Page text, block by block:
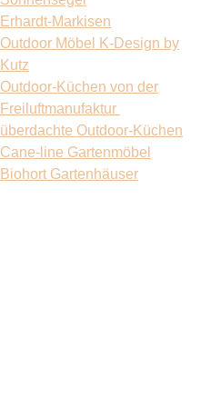
Erhardt-Markisen
Outdoor Möbel K-Design by
Kutz
Outdoor-Küchen von der
Freiluftmanufaktur
überdachte Outdoor-Küchen
Cane-line Gartenmöbel
Biohort Gartenhäuser